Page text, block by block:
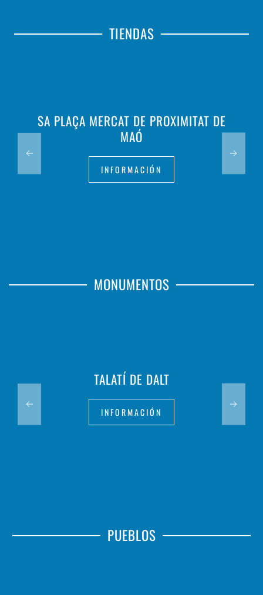
TIENDAS
SA PLAÇA MERCAT DE PROXIMITAT DE
MAÓ
INFORMACIÓN
MONUMENTOS
TALATÍ DE DALT
INFORMACIÓN
PUEBLOS